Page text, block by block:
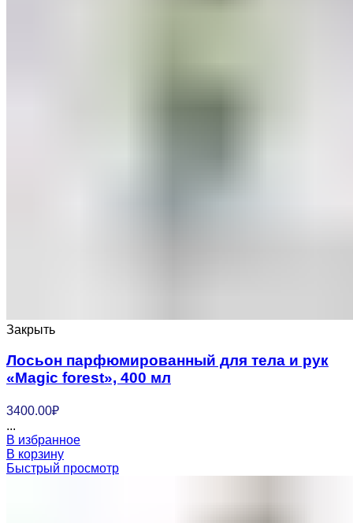
Закрыть
Лосьон парфюмированный для тела и рук
«Magic forest», 400 мл
3400.00₽
...
В избранное
В корзину
Быстрый просмотр